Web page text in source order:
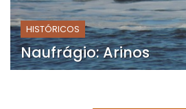
HISTÓRICOS
Naufrágio: Arinos